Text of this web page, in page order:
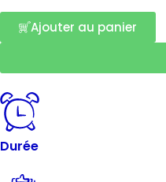
Ajouter au panier
Durée